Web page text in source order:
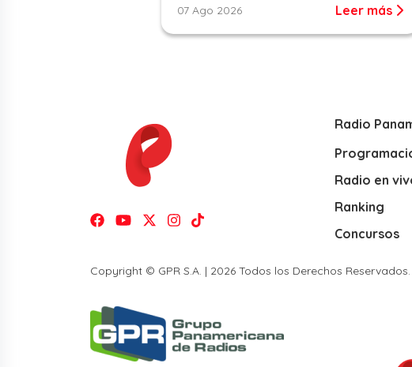
07 Ago 2026 Leer más
Radio
Radio en
Ranking
Concursos
Copyright © GPR S.A. | 2026 Todos los Derechos Reservados.